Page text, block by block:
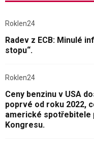
Roklen24
Radev z ECB: Minulé
stopu“.
Roklen24
Ceny benzinu v USA
poprvé od roku 2022,
americké spotřebitele
Kongresu.